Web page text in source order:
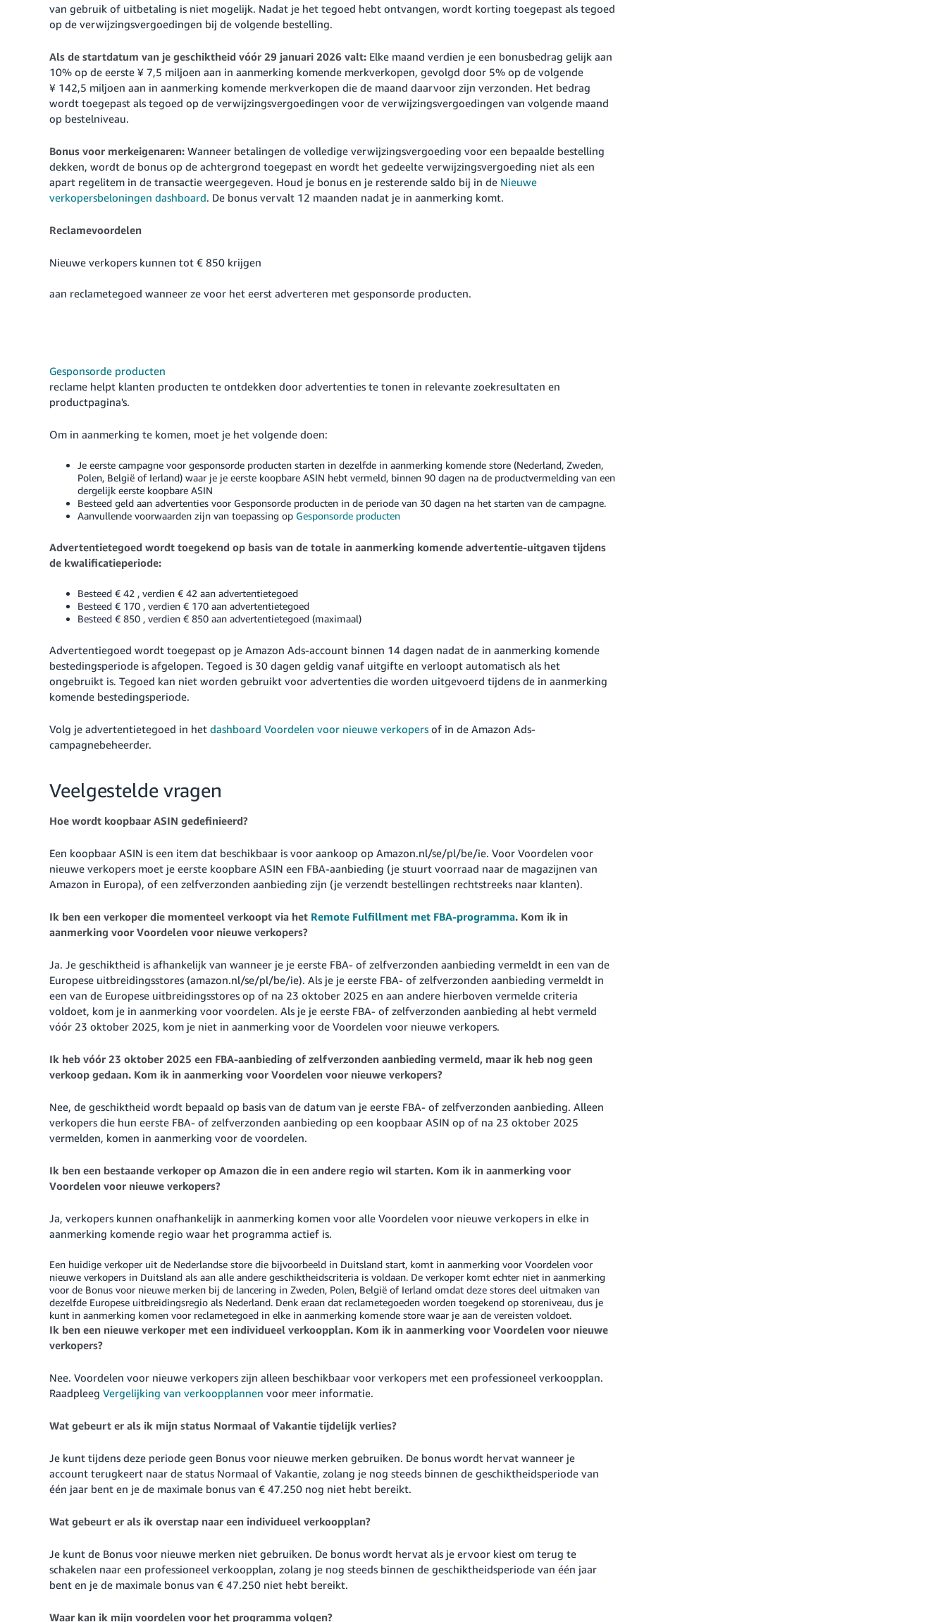
van gebruik of uitbetaling is niet mogelijk. Nadat je het tegoed hebt ontvangen, wordt korting toegepast als tegoed
op de verwijzingsvergoedingen bij de volgende bestelling.
Als de startdatum van je geschiktheid vóór 29 januari 2026 valt: Elke maand verdien je een bonusbedrag gelijk aan
10% op de eerste ¥ 7,5 miljoen aan in aanmerking komende merkverkopen, gevolgd door 5% op de volgende
¥ 142,5 miljoen aan in aanmerking komende merkverkopen die de maand daarvoor zijn verzonden. Het bedrag
wordt toegepast als tegoed op de verwijzingsvergoedingen voor de verwijzingsvergoedingen van volgende maand
op bestelniveau.
Bonus voor merkeigenaren: Wanneer betalingen de volledige verwijzingsvergoeding voor een bepaalde bestelling
dekken, wordt de bonus op de achtergrond toegepast en wordt het gedeelte verwijzingsvergoeding niet als een
apart regelitem in de transactie weergegeven. Houd je bonus en je resterende saldo bij in de Nieuwe
verkopersbeloningen dashboard. De bonus vervalt 12 maanden nadat je in aanmerking komt.
Reclamevoordelen
Nieuwe verkopers kunnen tot € 850 krijgen
aan reclametegoed wanneer ze voor het eerst adverteren met gesponsorde producten.
Gesponsorde producten
reclame helpt klanten producten te ontdekken door advertenties te tonen in relevante zoekresultaten en
productpagina's.
Om in aanmerking te komen, moet je het volgende doen:
Je eerste campagne voor gesponsorde producten starten in dezelfde in aanmerking komende store (Nederland, Zweden,
Polen, België of Ierland) waar je je eerste koopbare ASIN hebt vermeld, binnen 90 dagen na de productvermelding van een
dergelijk eerste koopbare ASIN
Besteed geld aan advertenties voor Gesponsorde producten in de periode van 30 dagen na het starten van de campagne.
Aanvullende voorwaarden zijn van toepassing op Gesponsorde producten
Advertentietegoed wordt toegekend op basis van de totale in aanmerking komende advertentie-uitgaven tijdens
de kwalificatieperiode:
Besteed € 42 , verdien € 42 aan advertentietegoed
Besteed € 170 , verdien € 170 aan advertentietegoed
Besteed € 850 , verdien € 850 aan advertentietegoed (maximaal)
Advertentiegoed wordt toegepast op je Amazon Ads-account binnen 14 dagen nadat de in aanmerking komende
bestedingsperiode is afgelopen. Tegoed is 30 dagen geldig vanaf uitgifte en verloopt automatisch als het
ongebruikt is. Tegoed kan niet worden gebruikt voor advertenties die worden uitgevoerd tijdens de in aanmerking
komende bestedingsperiode.
Volg je advertentietegoed in het dashboard Voordelen voor nieuwe verkopers of in de Amazon Ads-
campagnebeheerder.
Veelgestelde vragen
Hoe wordt koopbaar ASIN gedefinieerd?
Een koopbaar ASIN is een item dat beschikbaar is voor aankoop op Amazon.nl/se/pl/be/ie. Voor Voordelen voor
nieuwe verkopers moet je eerste koopbare ASIN een FBA-aanbieding (je stuurt voorraad naar de magazijnen van
Amazon in Europa), of een zelfverzonden aanbieding zijn (je verzendt bestellingen rechtstreeks naar klanten).
Ik ben een verkoper die momenteel verkoopt via het Remote Fulfillment met FBA-programma. Kom ik in
aanmerking voor Voordelen voor nieuwe verkopers?
Ja. Je geschiktheid is afhankelijk van wanneer je je eerste FBA- of zelfverzonden aanbieding vermeldt in een van de
Europese uitbreidingsstores (amazon.nl/se/pl/be/ie). Als je je eerste FBA- of zelfverzonden aanbieding vermeldt in
een van de Europese uitbreidingsstores op of na 23 oktober 2025 en aan andere hierboven vermelde criteria
voldoet, kom je in aanmerking voor voordelen. Als je je eerste FBA- of zelfverzonden aanbieding al hebt vermeld
vóór 23 oktober 2025, kom je niet in aanmerking voor de Voordelen voor nieuwe verkopers.
Ik heb vóór 23 oktober 2025 een FBA-aanbieding of zelfverzonden aanbieding vermeld, maar ik heb nog geen
verkoop gedaan. Kom ik in aanmerking voor Voordelen voor nieuwe verkopers?
Nee, de geschiktheid wordt bepaald op basis van de datum van je eerste FBA- of zelfverzonden aanbieding. Alleen
verkopers die hun eerste FBA- of zelfverzonden aanbieding op een koopbaar ASIN op of na 23 oktober 2025
vermelden, komen in aanmerking voor de voordelen.
Ik ben een bestaande verkoper op Amazon die in een andere regio wil starten. Kom ik in aanmerking voor
Voordelen voor nieuwe verkopers?
Ja, verkopers kunnen onafhankelijk in aanmerking komen voor alle Voordelen voor nieuwe verkopers in elke in
aanmerking komende regio waar het programma actief is.
Een huidige verkoper uit de Nederlandse store die bijvoorbeeld in Duitsland start, komt in aanmerking voor Voordelen voor
nieuwe verkopers in Duitsland als aan alle andere geschiktheidscriteria is voldaan. De verkoper komt echter niet in aanmerking
voor de Bonus voor nieuwe merken bij de lancering in Zweden, Polen, België of Ierland omdat deze stores deel uitmaken van
dezelfde Europese uitbreidingsregio als Nederland. Denk eraan dat reclametegoeden worden toegekend op storeniveau, dus je
kunt in aanmerking komen voor reclametegoed in elke in aanmerking komende store waar je aan de vereisten voldoet.
Ik ben een nieuwe verkoper met een individueel verkoopplan. Kom ik in aanmerking voor Voordelen voor nieuwe
verkopers?
Nee. Voordelen voor nieuwe verkopers zijn alleen beschikbaar voor verkopers met een professioneel verkoopplan.
Raadpleeg Vergelijking van verkoopplannen voor meer informatie.
Wat gebeurt er als ik mijn status Normaal of Vakantie tijdelijk verlies?
Je kunt tijdens deze periode geen Bonus voor nieuwe merken gebruiken. De bonus wordt hervat wanneer je
account terugkeert naar de status Normaal of Vakantie, zolang je nog steeds binnen de geschiktheidsperiode van
één jaar bent en je de maximale bonus van € 47.250 nog niet hebt bereikt.
Wat gebeurt er als ik overstap naar een individueel verkoopplan?
Je kunt de Bonus voor nieuwe merken niet gebruiken. De bonus wordt hervat als je ervoor kiest om terug te
schakelen naar een professioneel verkoopplan, zolang je nog steeds binnen de geschiktheidsperiode van één jaar
bent en je de maximale bonus van € 47.250 niet hebt bereikt.
Waar kan ik mijn voordelen voor het programma volgen?